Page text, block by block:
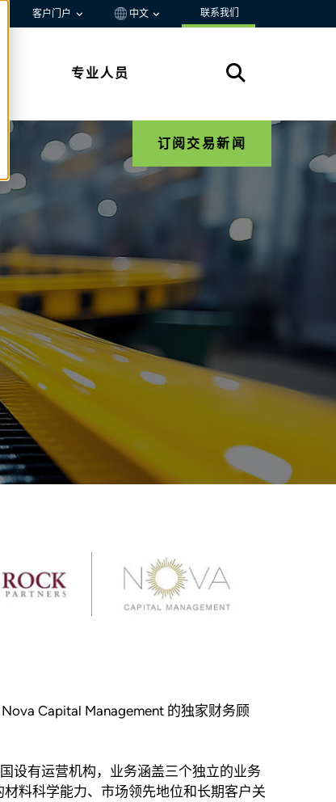
客户门户 中文 联系我们
专业人员
订阅交易新闻
Capital Management 的独家财务顾
设有运营机构，业务涵盖三个独立的业务
料科学能力、市场领先地位和长期客户关